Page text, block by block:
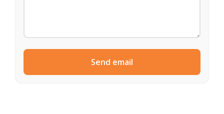
Send email